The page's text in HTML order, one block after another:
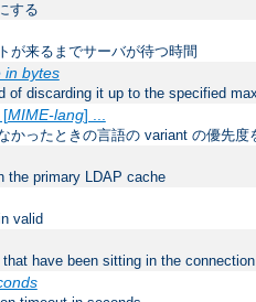
する
が来るまでサーバが待つ時間
in bytes
of discarding it up to the specified
MIME-lang] ...
かったときの言語の variant の優先度
the primary LDAP cache
valid
have been sitting in the